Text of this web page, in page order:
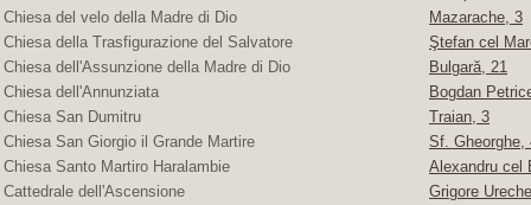
Chiesa del velo della Madre di Dio
Mazarache, 3
Chiesa della Trasfigurazione del Salvatore
Ştefan cel
Chiesa dell'Assunzione della Madre di Dio
Bulgară, 21
Chiesa dell'Annunziata
Bogdan
Chiesa San Dumitru
Traian, 3
Chiesa San Giorgio il Grande Martire
Sf. Gheorghe,
Chiesa Santo Martiro Haralambie
Alexandru cel
Cattedrale dell'Ascensione
Grigore